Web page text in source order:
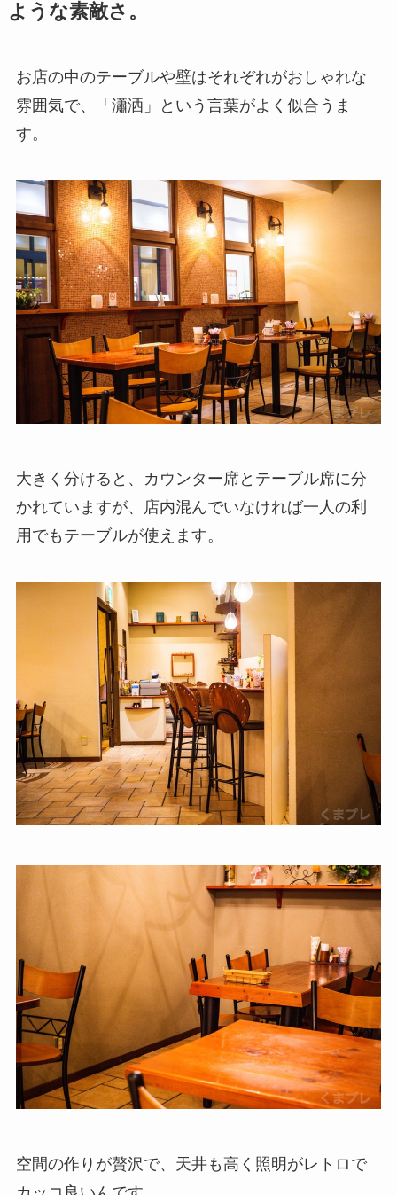
ような素敵さ。
お店の中のテーブルや壁はそれぞれがおしゃれな
雰囲気で、「瀟洒」という言葉がよく似合うま
す。
大きく分けると、カウンター席とテーブル席に分
かれていますが、店内混んでいなければ一人の利
用でもテーブルが使えます。
空間の作りが贅沢で、天井も高く照明がレトロで